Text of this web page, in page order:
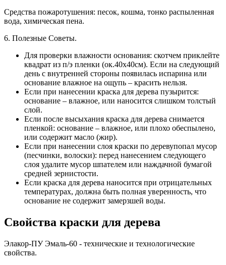
Средства пожаротушения: песок, кошма, тонко распыленная
вода, химическая пена.
6. Полезные Советы.
Для проверки влажности основания: скотчем приклейте
квадрат из п/э пленки (ок.40х40см). Если на следующий
день с внутренней стороны появилась испарина или
основание влажное на ощупь – красить нельзя.
Если при нанесении краска для дерева пузырится:
основание – влажное, или наносится слишком толстый
слой.
Если после высыхания краска для дерева снимается
пленкой: основание – влажное, или плохо обеспылено,
или содержит масло (жир).
Если при нанесении слоя краски по деревупопал мусор
(песчинки, волоски): перед нанесением следующего
слоя удалите мусор шпателем или наждачной бумагой
средней зернистости.
Если краска для дерева наносится при отрицательных
температурах, должна быть полная уверенность, что
основание не содержит замерзшей воды.
Свойства краски для дерева
Элакор-ПУ Эмаль-60 - технические и технологические
свойства.